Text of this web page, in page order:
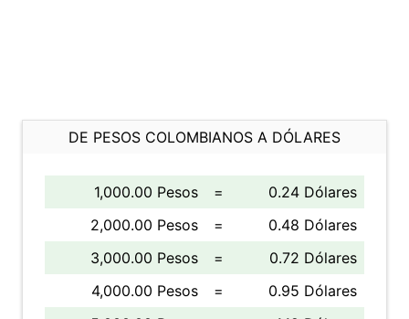
DE PESOS COLOMBIANOS A DÓLARES
1,000.00 Pesos =
0.24 Dólares
2,000.00 Pesos
=
0.48 Dólares
3,000.00 Pesos
=
0.72 Dólares
4,000.00 Pesos
=
0.95 Dólares